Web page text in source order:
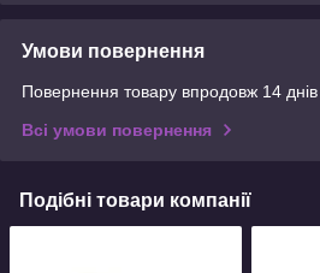
Умови повернення
Повернення товару впродовж 14
Всі умови повернення
Подібні товари компанії